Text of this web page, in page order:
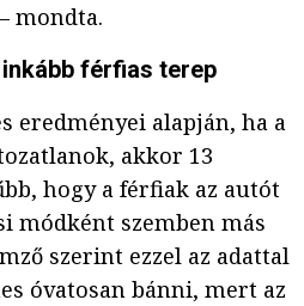
mondta.
férfias terep
eredményei alapján, ha a
akkor 13
hogy a férfiak az autót
módként szemben más
szerint ezzel az adattal
óvatosan bánni, mert az